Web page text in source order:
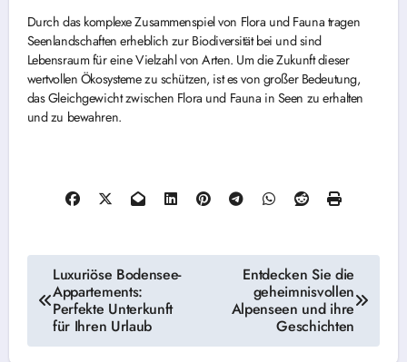
Durch das komplexe Zusammenspiel von Flora und Fauna tragen
Seenlandschaften erheblich zur Biodiversität bei und sind
Lebensraum für eine Vielzahl von Arten. Um die Zukunft dieser
wertvollen Ökosysteme zu schützen, ist es von großer Bedeutung,
das Gleichgewicht zwischen Flora und Fauna in Seen zu erhalten
und zu bewahren.
Beitragsnavigation
Luxuriöse Bodensee-
Appartements:
Perfekte Unterkunft
für Ihren Urlaub
Entdecken Sie die
geheimnisvollen
Alpenseen und ihre
Geschichten